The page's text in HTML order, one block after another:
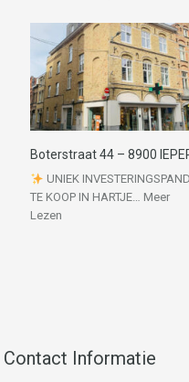
Boterstraat 44 – 8900
UNIEK INVESTERINGSPAND
TE KOOP IN HARTJE… Meer
Lezen
Contact Informatie